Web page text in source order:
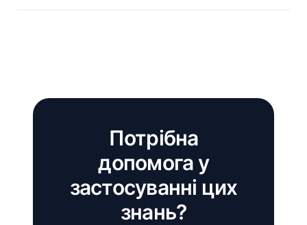
Потрібна
допомога у
застосуванні цих
знань?